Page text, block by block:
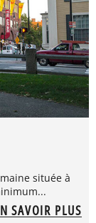
située à
SAVOIR PLUS